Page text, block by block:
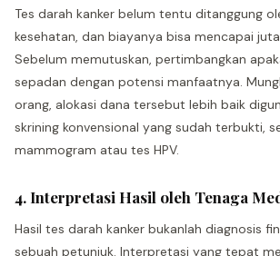
Tes darah kanker belum tentu ditanggung
kesehatan, dan biayanya bisa mencapai
Sebelum memutuskan, pertimbangkan
sepadan dengan potensi manfaatnya.
orang, alokasi dana tersebut lebih baik
skrining konvensional yang sudah terbukti,
mammogram atau tes HPV.
4. Interpretasi Hasil oleh Tenaga
Hasil tes darah kanker bukanlah diagnosis
sebuah petunjuk. Interpretasi yang tepat